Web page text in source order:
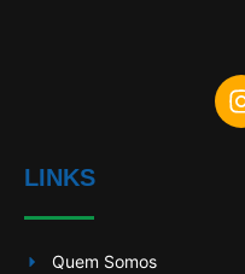
LINKS
Quem Somos